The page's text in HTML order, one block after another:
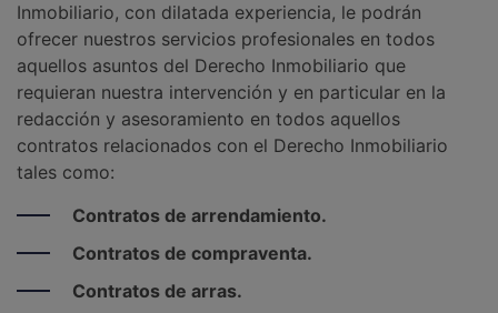
Inmobiliario, con dilatada experiencia, le podrán
ofrecer nuestros servicios profesionales en todos
aquellos asuntos del Derecho Inmobiliario que
requieran nuestra intervención y en particular en la
redacción y asesoramiento en todos aquellos
contratos relacionados con el Derecho Inmobiliario
tales como:
Contratos de arrendamiento.
Contratos de compraventa.
Contratos de arras.